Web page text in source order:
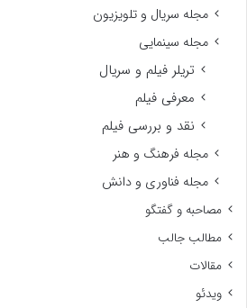
مجله سریال و تلویزیون
مجله سینمایی
تریلر فیلم و سریال
معرفی فیلم
نقد و بررسی فیلم
مجله فرهنگ و هنر
مجله فناوری و دانش
مصاحبه و گفتگو
مطالب جالب
مقالات
ویدئو